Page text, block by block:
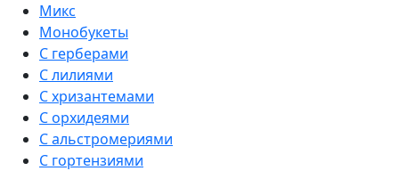
Микс
Монобукеты
С герберами
С лилиями
С хризантемами
С орхидеями
С альстромериями
С гортензиями